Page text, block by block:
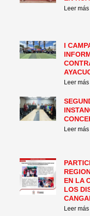
Leer más
I
Leer más
Leer más
EN LA
LOS
Leer más